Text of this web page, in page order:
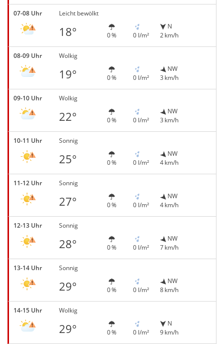
07-08 Uhr Leicht bewölkt
18° 0 % 0 l/m²
N
2 km/h
08-09 Uhr Wolkig
19° 0 % 0 l/m²
NW
3 km/h
09-10 Uhr Wolkig
22° 0 % 0 l/m²
NW
3 km/h
10-11 Uhr Sonnig
25° 0 % 0 l/m²
NW
4 km/h
11-12 Uhr Sonnig
27° 0 % 0 l/m²
NW
4 km/h
12-13 Uhr Sonnig
28° 0 % 0 l/m²
NW
7 km/h
13-14 Uhr Sonnig
29° 0 % 0 l/m²
NW
8 km/h
14-15 Uhr Wolkig
29° 0 % 0 l/m²
N
9 km/h